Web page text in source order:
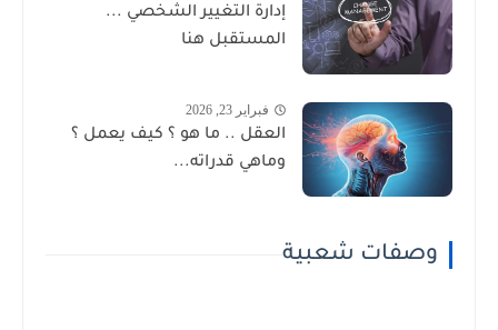
إدارة التغيير الشخصي ...
المستقبل هنا
فبراير 23, 2026
العقل .. ما هو ؟ كيف يعمل ؟
وماهي قدراته...
وصفات شعبية